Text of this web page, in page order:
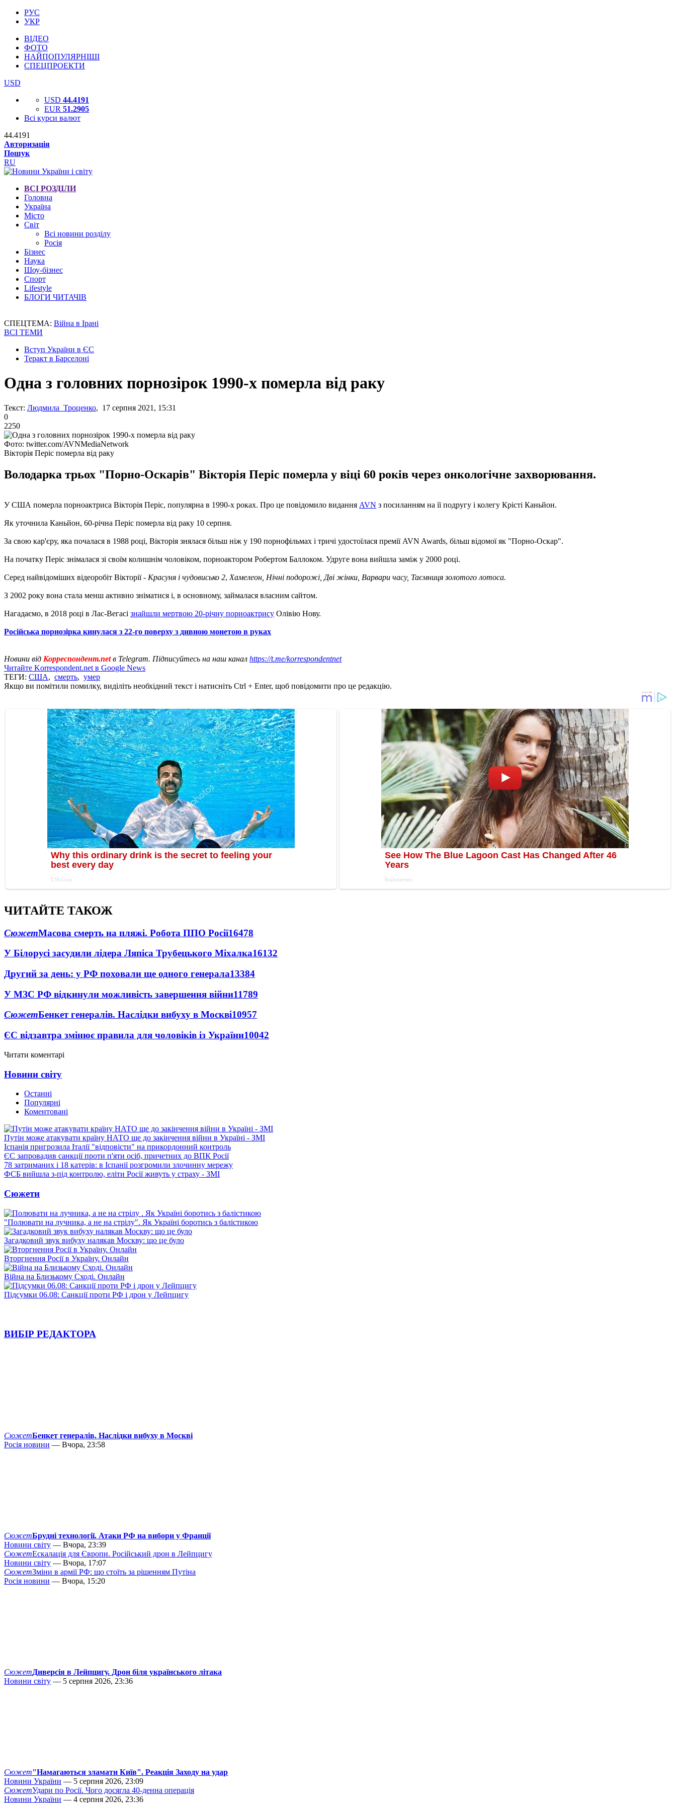
РУС
УКР
ВІДЕО
ФОТО
НАЙПОПУЛЯРНІШІ
СПЕЦПРОЕКТИ
USD
USD 44.4191
EUR 51.2905
Всі курси валют
44.4191
Авторизація
Пошук
RU
ВСІ РОЗДІЛИ
Головна
Україна
Місто
Світ
Всі новини розділу
Росія
Бізнес
Наука
Шоу-бізнес
Спорт
Lifestyle
БЛОГИ ЧИТАЧІВ
СПЕЦТЕМА: Війна в Ірані
ВСІ ТЕМИ
Вступ України в ЄС
Теракт в Барселоні
Одна з головних порнозірок 1990-х померла від раку
Текст: Людмила Троценко, 17 серпня 2021, 15:31
0
2250
Фото: twitter.com/AVNMediaNetwork
Вікторія Періс померла від раку
Володарка трьох "Порно-Оскарів" Вікторія Періс померла у віці 60 років через онкологічне захворювання.
У США померла порноактриса Вікторія Періс, популярна в 1990-х роках. Про це повідомило видання AVN з посиланням на її подругу і колегу Крісті Каньйон.
Як уточнила Каньйон, 60-річна Періс померла від раку 10 серпня.
За свою кар'єру, яка почалася в 1988 році, Вікторія знялася більш ніж у 190 порнофільмах і тричі удостоїлася премії AVN Awards, більш відомої як "Порно-Оскар".
На початку Періс знімалася зі своїм колишнім чоловіком, порноактором Робертом Баллоком. Удруге вона вийшла заміж у 2000 році.
Серед найвідоміших відеоробіт Вікторії - Красуня і чудовисько 2, Хамелеон, Нічні подорожі, Дві жінки, Варвари часу, Таємниця золотого лотоса.
З 2002 року вона стала менш активно зніматися і, в основному, займалася власним сайтом.
Нагадаємо, в 2018 році в Лас-Вегасі знайшли мертвою 20-річну порноактрису Олівію Нову.
Російська порнозірка кинулася з 22-го поверху з дивною монетою в руках
Новини від Корреспондент.netв Telegram. Підписуйтесь на наш канал https://t.me/korrespondentnet
Читайте Korrespondent.net в Google News
ТЕГИ: США, смерть, умер
Якщо ви помітили помилку, виділіть необхідний текст і натисніть Ctrl + Enter, щоб повідомити про це редакцію.
ЧИТАЙТЕ ТАКОЖ
СюжетМасова смерть на пляжі. Робота ППО Росії16478
У Білорусі засудили лідера Ляпіса Трубецького Міхалка16132
Другий за день: у РФ поховали ще одного генерала13384
У МЗС РФ відкинули можливість завершення війни11789
СюжетБенкет генералів. Наслідки вибуху в Москві10957
ЄС відзавтра змінює правила для чоловіків із України10042
Читати коментарі
Новини світу
Останні
Популярні
Коментовані
Путін може атакувати країну НАТО ще до закінчення війни в Україні - ЗМІ
Іспанія пригрозила Італії "відповісти" на прикордонний контроль
ЄС запровадив санкції проти п'яти осіб, причетних до ВПК Росії
78 затриманих і 18 катерів: в Іспанії розгромили злочинну мережу
ФСБ вийшла з-під контролю, еліти Росії живуть у страху - ЗМІ
Сюжети
"Полювати на лучника, а не на стрілу". Як Україні боротись з балістикою
Загадковий звук вибуху налякав Москву: що це було
Вторгнення Росії в Україну. Онлайн
Війна на Близькому Сході. Онлайн
Підсумки 06.08: Санкції проти РФ і дрон у Лейпцигу
ВИБІР РЕДАКТОРА
СюжетБенкет генералів. Наслідки вибуху в Москві
Росія новини — Вчора, 23:58
СюжетБрудні технології. Атаки РФ на вибори у Франції
Новини світу — Вчора, 23:39
СюжетЕскалація для Європи. Російський дрон в Лейпцигу
Новини світу — Вчора, 17:07
СюжетЗміни в армії РФ: що стоїть за рішенням Путіна
Росія новини — Вчора, 15:20
СюжетДиверсія в Лейпцигу. Дрон біля українського літака
Новини світу — 5 серпня 2026, 23:36
Сюжет"Намагаються зламати Київ". Реакція Заходу на удар
Новини України — 5 серпня 2026, 23:09
СюжетУдари по Росії. Чого досягла 40-денна операція
Новини України — 4 серпня 2026, 23:36